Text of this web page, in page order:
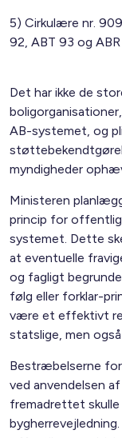
5) Cirkulære nr.
92, ABT 93 og
Det har ikke de
AB-systemet, og
myndigheder
Ministeren
princip for
systemet. Dette
at eventuelle
og fagligt
følg eller forklar-
være et effektivt
statslige, men
Bestræbelserne for
ved anvendelsen
fremadrettet